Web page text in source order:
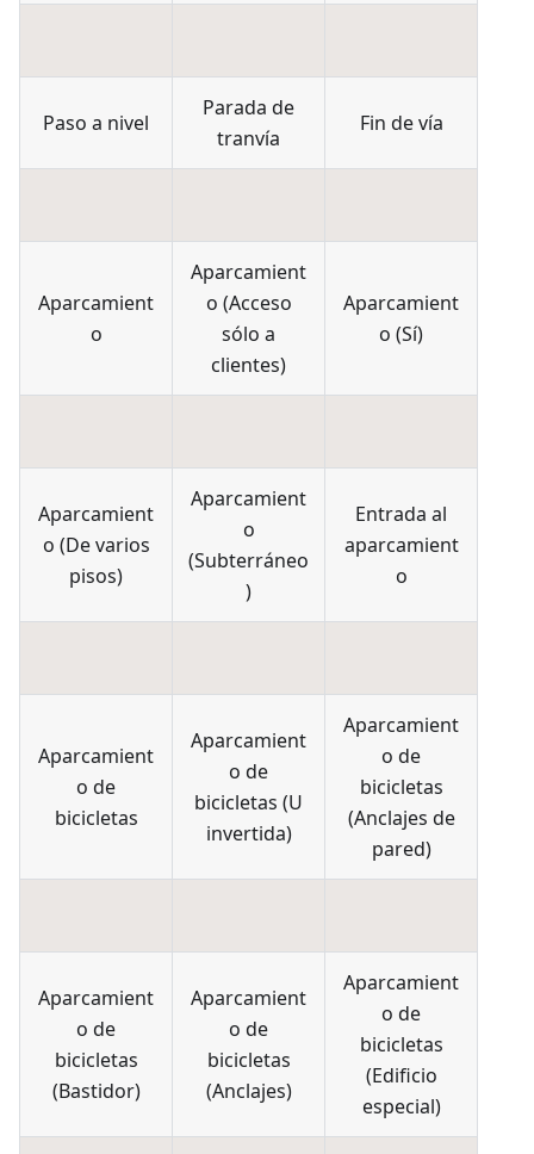
Paso a nivel
Parada de
tranvía
Fin de vía
Aparcamient
o
Aparcamient
o (Acceso
sólo a
clientes)
Aparcamient
o (Sí)
Aparcamient
o (De varios
pisos)
Aparcamient
o
(Subterráneo
)
Entrada al
aparcamient
o
Aparcamient
o de
bicicletas
Aparcamient
o de
bicicletas (U
invertida)
Aparcamient
o de
bicicletas
(Anclajes de
pared)
Aparcamient
o de
bicicletas
(Bastidor)
Aparcamient
o de
bicicletas
(Anclajes)
Aparcamient
o de
bicicletas
(Edificio
especial)